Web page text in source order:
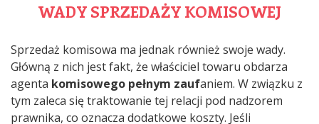
WADY SPRZEDAŻY KOMISOWEJ
Sprzedaż komisowa ma jednak również swoje wady.
Główną z nich jest fakt, że właściciel towaru obdarza
agenta komisowego pełnym zaufaniem. W związku z
tym zaleca się traktowanie tej relacji pod nadzorem
prawnika, co oznacza dodatkowe koszty. Jeśli